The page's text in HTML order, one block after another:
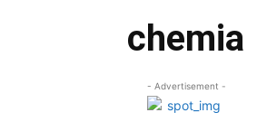
chemia
- Advertisement -